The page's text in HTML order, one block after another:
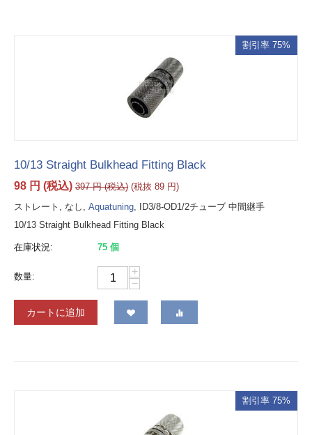
割引率 75%
10/13 Straight Bulkhead Fitting Black
98 円 (税込) 397 円(税込) (税抜 89 円)
ストレート, なし, Aquatuning, ID3/8-OD1/2チューブ 中間継手
10/13 Straight Bulkhead Fitting Black
在庫状況: 75 個
数量:
+
−
カートに追加
割引率 75%